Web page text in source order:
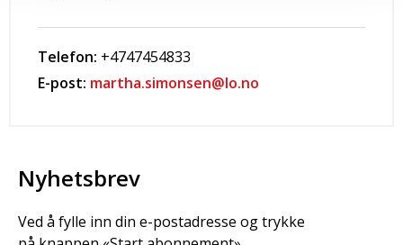
Telefon: +4747454833
E-post: martha.simonsen@lo.no
Nyhetsbrev
Ved å fylle inn din e-postadresse og trykke